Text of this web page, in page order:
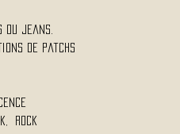
ou jeans.
de patchs
Rock